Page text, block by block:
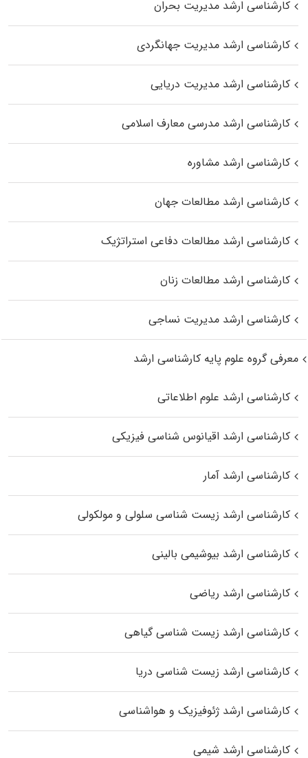
کارشناسی ارشد مدیریت بحران
کارشناسی ارشد مدیریت جهانگردی
کارشناسی ارشد مدیریت دریایی
کارشناسی ارشد مدرسی معارف اسلامی
کارشناسی ارشد مشاوره
کارشناسی ارشد مطالعات جهان
کارشناسی ارشد مطالعات دفاعی استراتژیک
کارشناسی ارشد مطالعات زنان
کارشناسی ارشد مدیریت نساجی
معرفی گروه علوم پایه کارشناسی ارشد
کارشناسی ارشد علوم اطلاعاتی
کارشناسی ارشد اقیانوس‌ شناسی فیزیکی
کارشناسی ارشد آمار
کارشناسی ارشد زیست شناسی سلولی و مولکولی
کارشناسی ارشد بیوشیمی بالینی
کارشناسی ارشد ریاضی
کارشناسی ارشد زیست‌ شناسی گیاهی
کارشناسی ارشد زیست‌ شناسی دریا
کارشناسی ارشد ژئوفیزیک و هواشناسی
کارشناسی ارشد شیمی